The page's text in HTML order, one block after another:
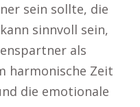
sein sollte, die
sinnvoll sein,
als
harmonische Zeit
die emotionale